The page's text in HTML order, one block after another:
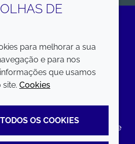
LinkedIn
LEGAL
Termos e condições
Declaração de Acessibilidade
DE
para melhorar a sua
e para nos
que usamos
Cookies
OS COOKIES